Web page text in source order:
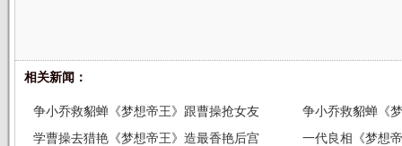
相关新闻：
争小乔救貂蝉《梦想帝王》跟曹操抢女友
争小乔救貂蝉《
学曹操去猎艳《梦想帝王》造最香艳后宫
一代良相《梦想